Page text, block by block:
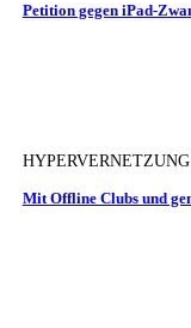
Petition gegen iPad-
HYPERVERNETZUNG
Mit Offline Clubs und